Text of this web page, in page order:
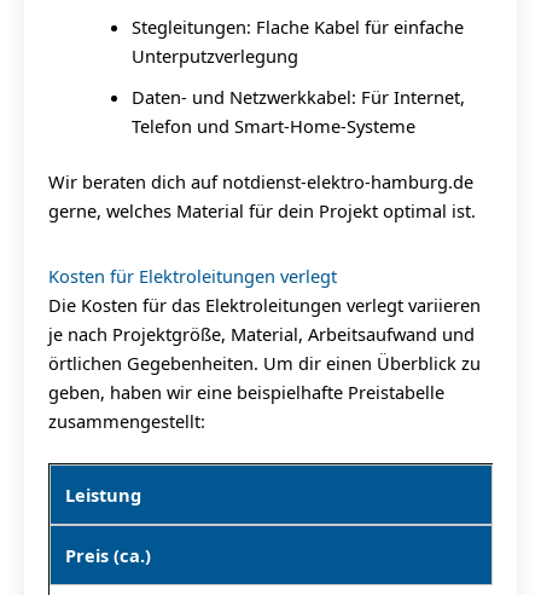
Stegleitungen: Flache Kabel für einfache
Unterputzverlegung
Daten- und Netzwerkkabel: Für Internet,
Telefon und Smart-Home-Systeme
Wir beraten dich auf notdienst-elektro-hamburg.de
gerne, welches Material für dein Projekt optimal ist.
Kosten für Elektroleitungen verlegt
Die Kosten für das Elektroleitungen verlegt variieren
je nach Projektgröße, Material, Arbeitsaufwand und
örtlichen Gegebenheiten. Um dir einen Überblick zu
geben, haben wir eine beispielhafte Preistabelle
zusammengestellt:
Leistung
Preis (ca.)